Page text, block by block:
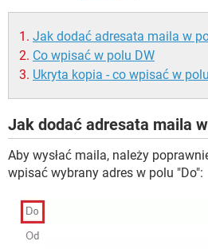
Jak dodać adresata maila w
Co wpisać w polu DW
Ukryta kopia - co wpisać w
Jak dodać adresata maila
Aby wysłać maila, należy
wpisać wybrany adres w polu "Do":